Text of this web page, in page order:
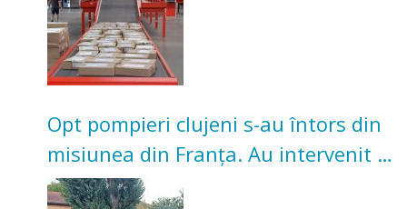
Opt pompieri clujeni s-au întors din
misiunea din Franța. Au intervenit la
incendii de vegetație și pădure